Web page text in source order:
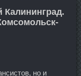
Калининград.
но и